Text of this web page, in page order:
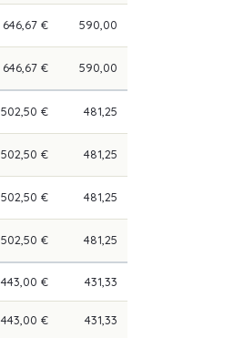
646,67 € 590,00
646,67 € 590,00
502,50 € 481,25
502,50 € 481,25
502,50 € 481,25
502,50 € 481,25
443,00 € 431,33
443,00 € 431,33